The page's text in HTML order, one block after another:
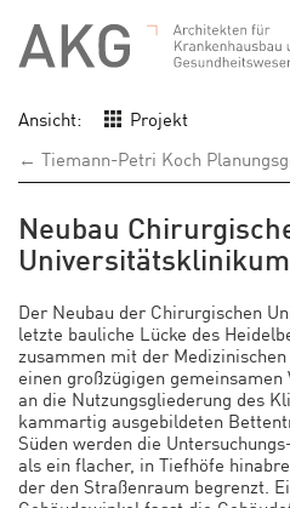
Ansicht:
Projekt
← Tiemann-Petri Koch
Neubau
Der Neubau der Chirurgischen
letzte bauliche Lücke des
zusammen mit der
einen großzügigen
an die Nutzungsgliederung des
kammartig ausgebildeten
Süden werden die
als ein flacher, in Tiefhöfe
der den Straßenraum begrenzt.